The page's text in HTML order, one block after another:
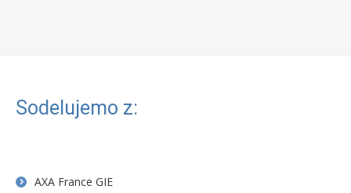
Sodelujemo z:
AXA France GIE